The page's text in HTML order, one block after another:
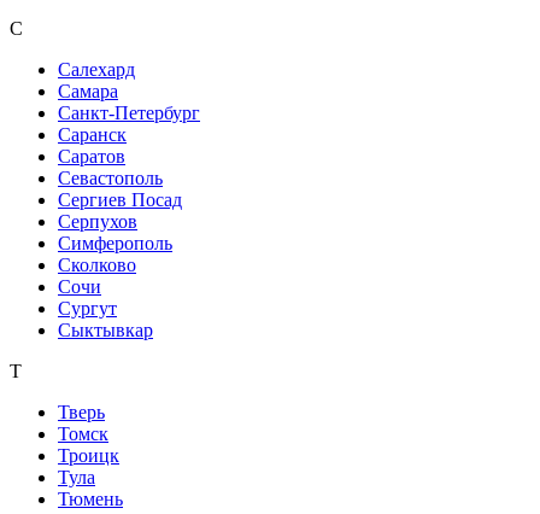
С
Салехард
Самара
Санкт-Петербург
Саранск
Саратов
Севастополь
Сергиев Посад
Серпухов
Симферополь
Сколково
Сочи
Сургут
Сыктывкар
Т
Тверь
Томск
Троицк
Тула
Тюмень